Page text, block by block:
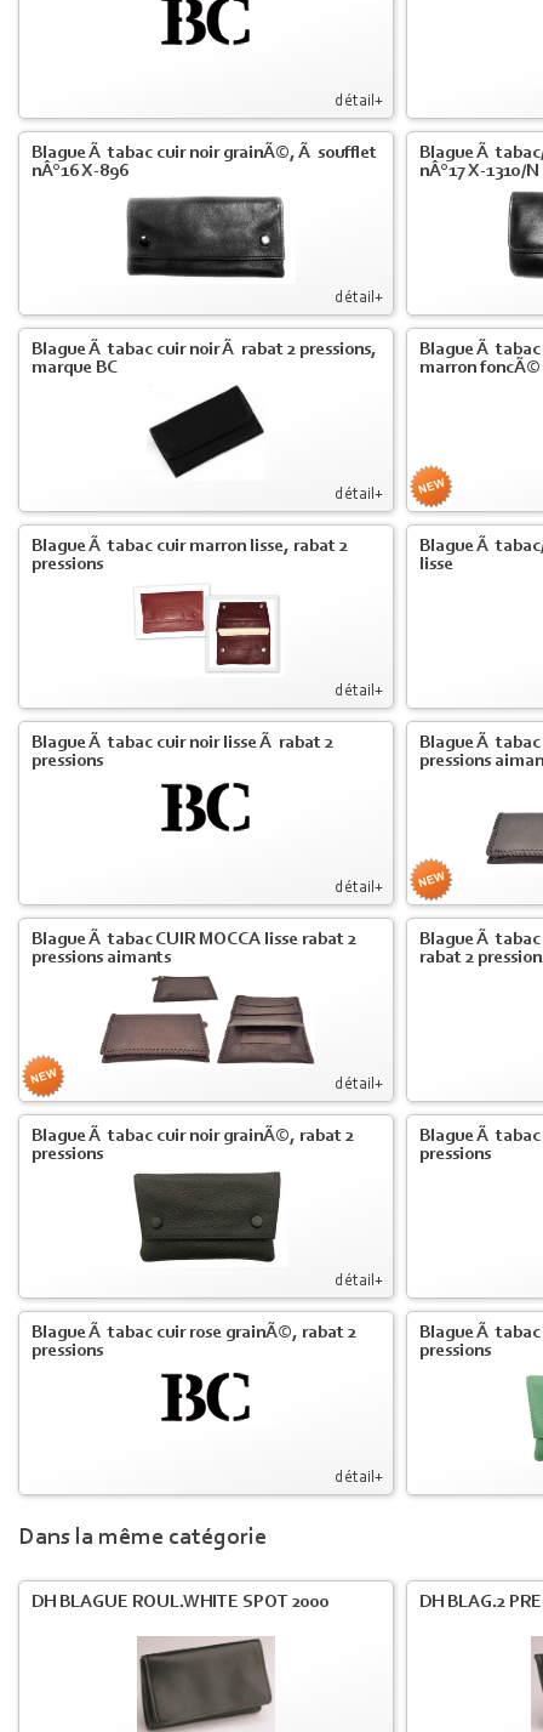
détail+
détail+
Blague Ã tabac cuir noir grainÃ©, Ã soufflet
nÂ°16 X-896
Blague Ã
nÂ°17 X-1310/N
détail+
Blague Ã tabac cuir noir Ã rabat 2 pressions,
marque BC
Blague Ã tabac
marron foncÃ©
détail+
Blague Ã tabac cuir marron lisse, rabat 2
pressions
Blague Ã
lisse
détail+
Blague Ã tabac cuir noir lisse Ã rabat 2
pressions
Blague Ã tabac
pressions
détail+
Blague Ã tabac CUIR MOCCA lisse rabat 2
pressions aimants
Blague Ã
rabat 2
détail+
Blague Ã tabac cuir noir grainÃ©, rabat 2
pressions
Blague Ã
pressions
détail+
Blague Ã tabac cuir rose grainÃ©, rabat 2
pressions
Blague Ã
pressions
Dans la même catégorie
DH BLAGUE ROUL.WHITE SPOT 2000 DH BLAG.2